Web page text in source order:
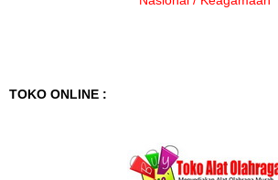
TOKO ONLINE :